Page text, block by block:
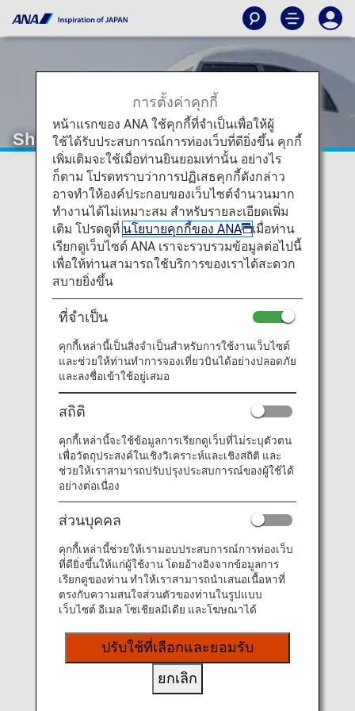
Shandong Airlines (SC)
ข้อมูลเที่ยวบินร่วมของสายการบิน
Shandong Airlines
สำหรับเที่ยวบินร่วมกับANA สายการบินที่ทำการบิน
(operating carrier) จะเป็นผู้ให้บริการ ตามที่แสดงไว้ด้าน
ล่าง
หมายเหตุ:
การบินที่ให้บริการจะบังคับใช้กับเที่ยวบินร่วมด้วย โปรด
สอบถามรายละเอียดเพิ่มเติมเมื่อท่านทำการสำรองที่นั่ง หรือ
ติดต่อสายการบินที่ให้บริการที่เกี่ยวข้องโดยตรง
เยี่ยมชมเว็บไซต์ของสายการบิน Shandong Airlines
(ภาษาจีน)
รายการเที่ยวบินร่วม
ข้อมูลเที่ยวบินของ Shandong Airlines
(SC)
บริการ คำอธิบาย
การเช็ค
เช็คอินที่เคาน์เตอร์เช็คอินของ Shandong
Airlines (SC) โปรดตรวจสอบอาคารผู้
โดยสารขาออกซึ่งระบุเอาไว้บน e-Ticket
ของท่าน
หมายเลข
หมายเลขเที่ยวบินของ Shandong Airlines
(SC) จะพิมพ์เอาไว้บนบัตรผ่านขึ้นเครื่อง
ข้อมูลบนบอร์ดแสดงสถานะเที่ยวบินที่สนาม
บินอาจระบุทั้งหมายเลขเที่ยวบินของ ANA
(NH) และหมายเลขเที่ยวบินของ Shandong
การตั้งค่าคุกกี้
หน้าแรกของ ANA ใช้คุกกี้ที่จำเป็นเพื่อให้ผู้
ใช้ได้รับประสบการณ์การท่องเว็บที่ดียิ่งขึ้น คุกกี้
เพิ่มเติมจะใช้เมื่อท่านยินยอมเท่านั้น อย่างไร
ก็ตาม โปรดทราบว่าการปฏิเสธคุกกี้ดังกล่าว
อาจทำให้องค์ประกอบของเว็บไซต์จำนวนมาก
ทำงานได้ไม่เหมาะสม สำหรับรายละเอียดเพิ่ม
เติม โปรดดูที่ นโยบายคุกกี้ของ ANA
เมื่อท่าน
เรียกดูเว็บไซต์ ANA เราจะรวบรวมข้อมูลต่อไปนี้
เพื่อให้ท่านสามารถใช้บริการของเราได้สะดวก
สบายยิ่งขึ้น
ที่จำเป็น
คุกกี้เหล่านี้เป็นสิ่งจำเป็นสำหรับการใช้งานเว็บไซต์
และช่วยให้ท่านทำการจองเที่ยวบินได้อย่างปลอดภัย
และลงชื่อเข้าใช้อยู่เสมอ
สถิติ
คุกกี้เหล่านี้จะใช้ข้อมูลการเรียกดูเว็บที่ไม่ระบุตัวตน
เพื่อวัตถุประสงค์ในเชิงวิเคราะห์และเชิงสถิติ และ
ช่วยให้เราสามารถปรับปรุงประสบการณ์ของผู้ใช้ได้
อย่างต่อเนื่อง
ส่วนบุคคล
คุกกี้เหล่านี้ช่วยให้เรามอบประสบการณ์การท่องเว็บ
ที่ดียิ่งขึ้นให้แก่ผู้ใช้งาน โดยอ้างอิงจากข้อมูลการ
เรียกดูของท่าน ทำให้เราสามารถนำเสนอเนื้อหาที่
ตรงกับความสนใจส่วนตัวของท่านในรูปแบบ
เว็บไซต์ อีเมล โซเชียลมีเดีย และโฆษณาได้
ปรับใช้ที่เลือกและยอมรับ
ยกเลิก